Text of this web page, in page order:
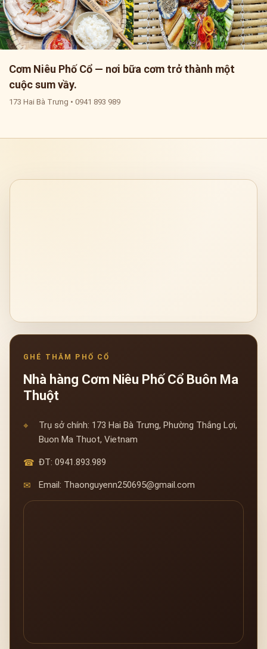
Cơm Niêu Phố Cổ — nơi bữa cơm trở thành một
cuộc sum vầy.
173 Hai Bà Trưng • 0941 893 989
Nhà hàng Cơm Niêu Phố Cổ Buôn Ma
Thuột
Trụ sở chính: 173 Hai Bà Trưng, Phường Thắng Lợi,
Buon Ma Thuot, Vietnam
ĐT: 0941.893.989
Email: Thaonguyenn250695@gmail.com